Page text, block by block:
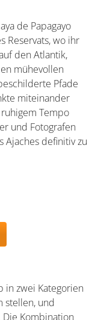
de Papagayo
Reservats, wo ihr
den Atlantik,
mühevollen
Pfade
miteinander
Tempo
und Fotografen
Ajaches definitiv zu
in zwei Kategorien
stellen, und
Kombination